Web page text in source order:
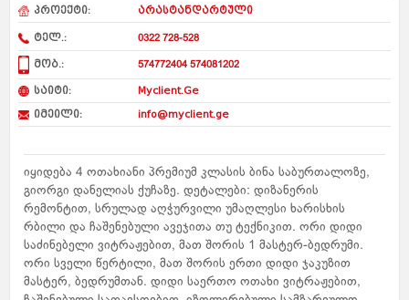
პროექტი:
არასტანდარტული
ტელ.: 0322 728-528
მობ.: 574772404 574081202
საიტი:
Myclient.Ge
იმეილი:
info@myclient.ge
იყიდება 4 ოთახიანი პრემიუმ კლასის ბინა საბურთალოზე,
გიორგი დანელიას ქუჩაზე. დეტალები: დიზანერის
რემონტით, სრულად აღჭურვილი უმაღლესი ხარისხის
რბილი და ჩაშენებული ავეჯითა თუ ტექნიკით. ორი დიდი
საძინებელი ვიტრაჟებით, მათ შორის 1 მასტერ-ბედრუმი.
ორი სველი წერტილი, მათ შორის ერთი დიდი ჯაკუზით
მასტერ, ბედრუმთან. დიდი საერთო ოთახი ვიტრაჟებით,